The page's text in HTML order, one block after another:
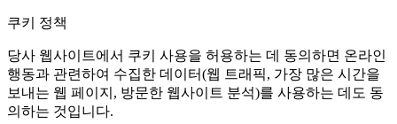
쿠키 정책
당사 웹사이트에서 쿠키 사용을 허용하는 데 동의하면 온라인
행동과 관련하여 수집한 데이터(웹 트래픽, 가장 많은 시간을
보내는 웹 페이지, 방문한 웹사이트 분석)를 사용하는 데도 동
의하는 것입니다.